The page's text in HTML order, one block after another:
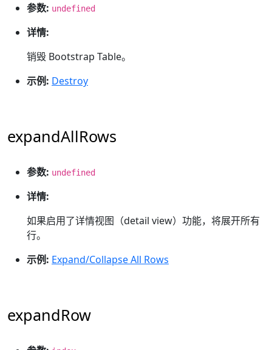
参数: undefined
详情:
销毁 Bootstrap Table。
示例: Destroy
expandAllRows
参数: undefined
详情:
如果启用了详情视图（detail view）功能，将展开所有
行。
示例: Expand/Collapse All Rows
expandRow